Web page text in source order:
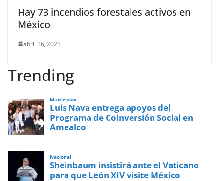
Hay 73 incendios forestales activos en
México
abril 16, 2021
Trending
Municipios
Luis Nava entrega apoyos del
Programa de Coinversión Social en
Amealco
Nacional
Sheinbaum insistirá ante el Vaticano
para que León XIV visite México